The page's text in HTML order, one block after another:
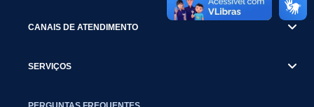
CANAIS DE ATENDIMENTO
SERVIÇOS